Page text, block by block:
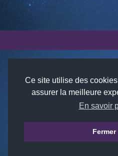
Ce site utilise des
assurer la meilleure
En savoir
Fermer